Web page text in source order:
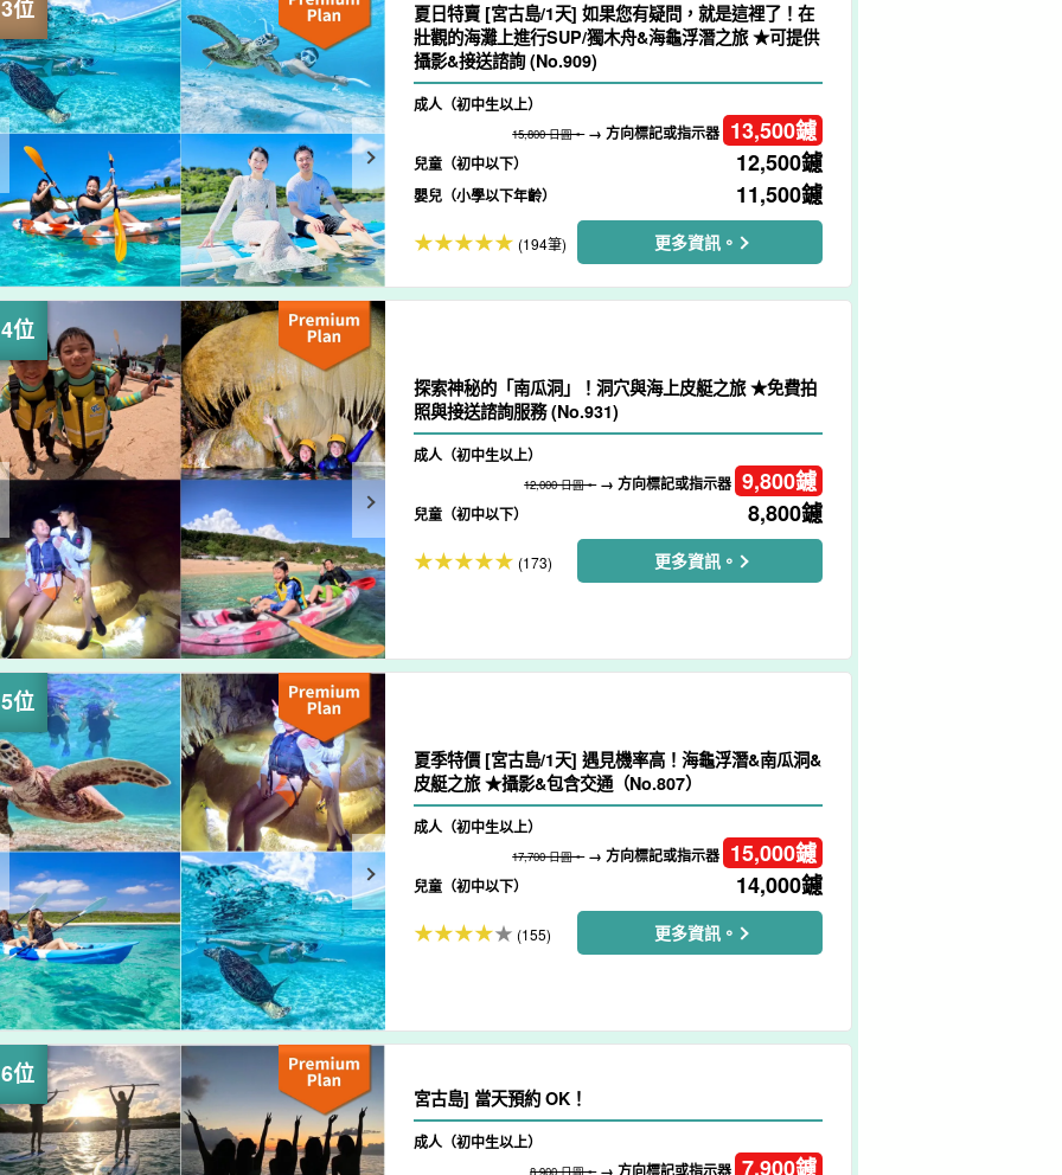
夏日特賣 [宮古島/1天] 如果您有疑問，就是這裡了！在
壯觀的海灘上進行SUP/獨木舟&海龜浮潛之旅 ★可提供
攝影&接送諮詢 (No.909)
成人（初中生以上）
15,800 日圓。→ 方向標記或指示器 13,500鑢
兒童（初中以下） 12,500鑢
嬰兒（小學以下年齡） 11,500鑢
(194筆) 更多資訊。
探索神秘的「南瓜洞」！洞穴與海上皮艇之旅 ★免費拍
照與接送諮詢服務 (No.931)
成人（初中生以上）
12,000 日圓。→ 方向標記或指示器 9,800鑢
兒童（初中以下） 8,800鑢
(173) 更多資訊。
夏季特價 [宮古島/1天] 遇見機率高！海龜浮潛&南瓜洞&
皮艇之旅 ★攝影&包含交通（No.807）
成人（初中生以上）
17,700 日圓。→ 方向標記或指示器 15,000鑢
兒童（初中以下） 14,000鑢
(155) 更多資訊。
宮古島] 當天預約 OK！
成人（初中生以上）
8,900 日圓。→ 方向標記或指示器 7,900鑢